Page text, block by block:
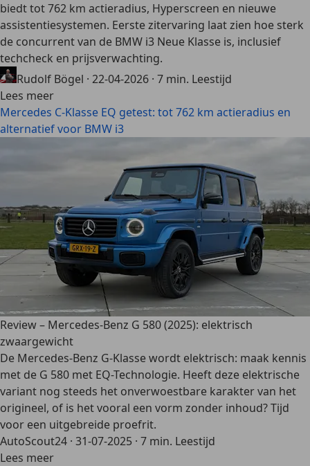
biedt tot 762 km actieradius, Hyperscreen en nieuwe
assistentiesystemen. Eerste zitervaring laat zien hoe sterk
de concurrent van de BMW i3 Neue Klasse is, inclusief
techcheck en prijsverwachting.
Rudolf Bögel · 22-04-2026 · 7 min. Leestijd
Lees meer
Mercedes C-Klasse EQ getest: tot 762 km actieradius en
alternatief voor BMW i3
Review – Mercedes-Benz G 580 (2025): elektrisch
zwaargewicht
De Mercedes-Benz G-Klasse wordt elektrisch: maak kennis
met de G 580 met EQ-Technologie. Heeft deze elektrische
variant nog steeds het onverwoestbare karakter van het
origineel, of is het vooral een vorm zonder inhoud? Tijd
voor een uitgebreide proefrit.
AutoScout24 · 31-07-2025 · 7 min. Leestijd
Lees meer